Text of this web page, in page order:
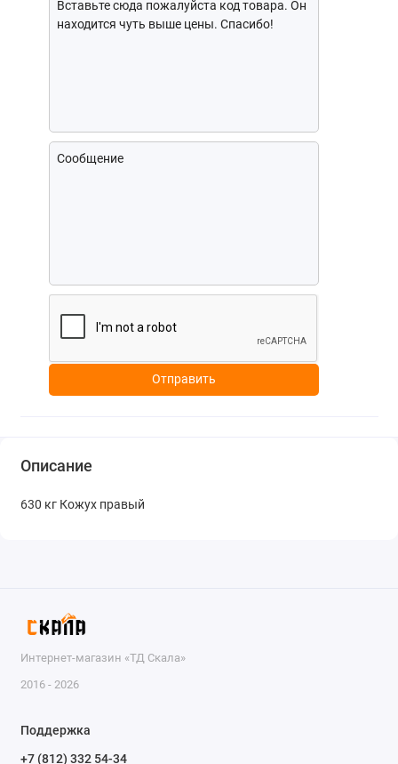
Отправить
Описание
630 кг Кожух правый
Интернет-магазин «ТД Скала»
2016 - 2026
Поддержка
+7 (812) 332 54-34